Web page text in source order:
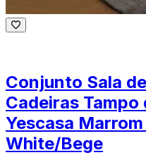
Conjunto Sala
Cadeiras Tampo
Yescasa
White/Bege